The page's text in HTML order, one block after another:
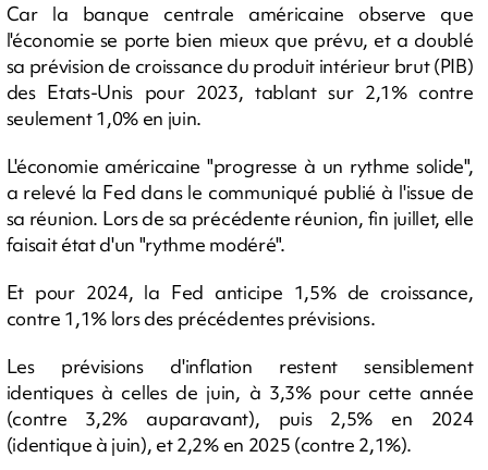
Car la banque centrale américaine observe que
l'économie se porte bien mieux que prévu, et a doublé
sa prévision de croissance du produit intérieur brut (PIB)
des Etats-Unis pour 2023, tablant sur 2,1% contre
seulement 1,0% en juin.
L'économie américaine "progresse à un rythme solide",
a relevé la Fed dans le communiqué publié à l'issue de
sa réunion. Lors de sa précédente réunion, fin juillet, elle
faisait état d'un "rythme modéré".
Et pour 2024, la Fed anticipe 1,5% de croissance,
contre 1,1% lors des précédentes prévisions.
Les prévisions d'inflation restent sensiblement
identiques à celles de juin, à 3,3% pour cette année
(contre 3,2% auparavant), puis 2,5% en 2024
(identique à juin), et 2,2% en 2025 (contre 2,1%).